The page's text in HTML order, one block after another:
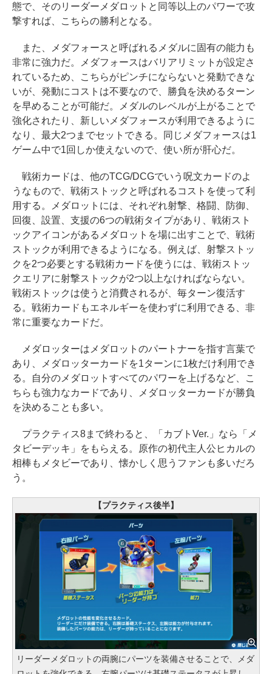
態で、そのリーダーメダロットと同等以上のパワーで攻
撃すれば、こちらの勝利となる。
また、メダフォースと呼ばれるメダルに固有の能力も
非常に強力だ。メダフォースはバリアリミットが設定さ
れているため、こちらがピンチにならないと発動できな
いが、発動にコストは不要なので、勝負を決めるターン
を早めることが可能だ。メダルのレベルが上がることで
強化されたり、新しいメダフォースが利用できるように
なり、最大2つまでセットできる。同じメダフォースは1
ゲーム中で1回しか使えないので、使い所が肝心だ。
戦術カードは、他のTCG/DCGでいう呪文カードのよ
うなもので、戦術ストックと呼ばれるコストを使って利
用する。メダロットには、それぞれ射撃、格闘、防御、
回復、設置、支援の6つの戦術タイプがあり、戦術スト
ックアイコンがあるメダロットを場に出すことで、戦術
ストックが利用できるようになる。例えば、射撃ストッ
クを2つ必要とする戦術カードを使うには、戦術ストッ
クエリアに射撃ストックが2つ以上なければならない。
戦術ストックは使うと消費されるが、毎ターン復活す
る。戦術カードもエネルギーを使わずに利用できる、非
常に重要なカードだ。
メダロッターはメダロットのパートナーを指す言葉で
あり、メダロッターカードを1ターンに1枚だけ利用でき
る。自分のメダロットすべてのパワーを上げるなど、こ
ちらも強力なカードであり、メダロッターカードが勝負
を決めることも多い。
プラクティス8まで終わると、「カブトVer.」なら「メ
タビーデッキ」をもらえる。原作の初代主人公ヒカルの
相棒もメタビーであり、懐かしく思うファンも多いだろ
う。
【プラクティス後半】
リーダーメダロットの両腕にパーツを装備させることで、メダ